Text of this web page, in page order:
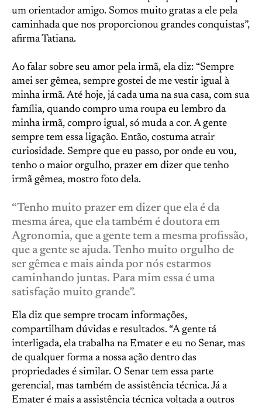
um orientador amigo. Somos muito gratas a ele pela
caminhada que nos proporcionou grandes conquistas”,
afirma Tatiana.
Ao falar sobre seu amor pela irmã, ela diz: “Sempre
amei ser gêmea, sempre gostei de me vestir igual à
minha irmã. Até hoje, já cada uma na sua casa, com sua
família, quando compro uma roupa eu lembro da
minha irmã, compro igual, só muda a cor. A gente
sempre tem essa ligação. Então, costuma atrair
curiosidade. Sempre que eu passo, por onde eu vou,
tenho o maior orgulho, prazer em dizer que tenho
irmã gêmea, mostro foto dela.
“Tenho muito prazer em dizer que ela é da
mesma área, que ela também é doutora em
Agronomia, que a gente tem a mesma profissão,
que a gente se ajuda. Tenho muito orgulho de
ser gêmea e mais ainda por nós estarmos
caminhando juntas. Para mim essa é uma
satisfação muito grande”.
Ela diz que sempre trocam informações,
compartilham dúvidas e resultados. “A gente tá
interligada, ela trabalha na Emater e eu no Senar, mas
de qualquer forma a nossa ação dentro das
propriedades é similar. O Senar tem essa parte
gerencial, mas também de assistência técnica. Já a
Emater é mais a assistência técnica voltada a outros